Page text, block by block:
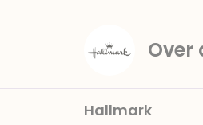
Over
Hallmark